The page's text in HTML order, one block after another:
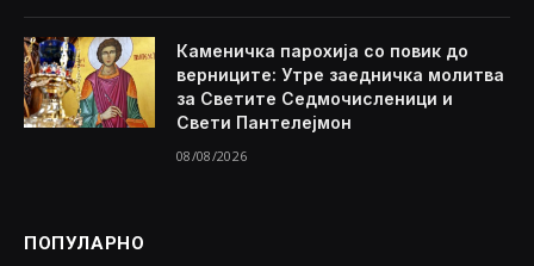
Каменичка парохија со повик до
верниците: Утре заедничка молитва
за Светите Седмочисленици и
Свети Пантелејмон
08/08/2026
ПОПУЛАРНО